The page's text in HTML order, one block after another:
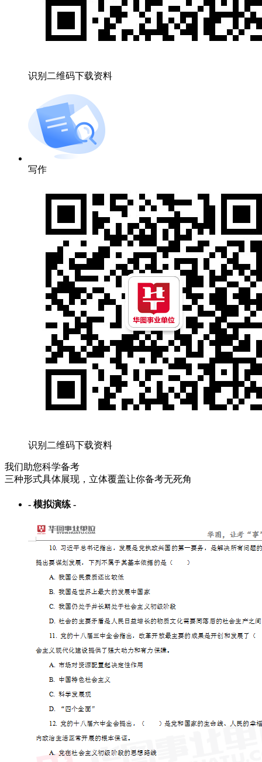
识别二维码下载资料
写作
识别二维码下载资料
我们助您科学备考
三种形式具体展现，立体覆盖让你备考无死角
- 模拟演练 -